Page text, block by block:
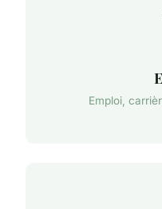
Emploi,